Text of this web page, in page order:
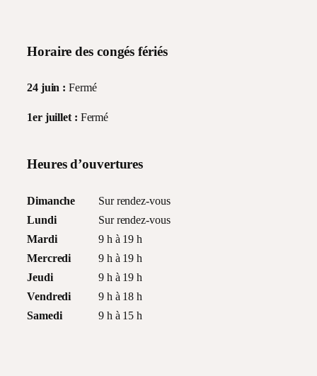
Horaire des congés fériés
24 juin : Fermé
1er juillet : Fermé
Heures d’ouvertures
Dimanche
Sur rendez-vous
Lundi
Sur rendez-vous
Mardi
9 h à 19 h
Mercredi
9 h à 19 h
Jeudi
9 h à 19 h
Vendredi
9 h à 18 h
Samedi
9 h à 15 h